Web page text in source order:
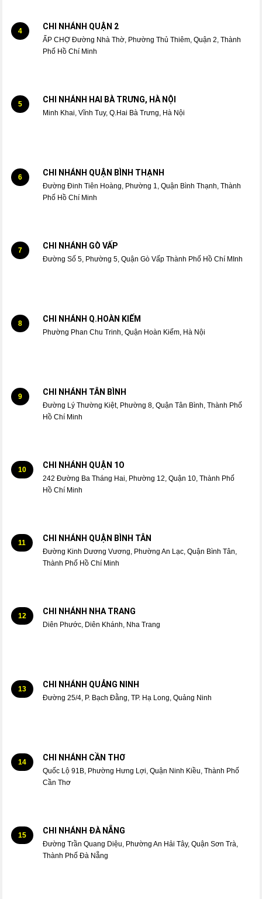
4 CHI NHÁNH QUẬN 2
ẤP CHỢ Đường Nhà Thờ, Phường Thủ Thiêm, Quận 2, Thành
Phố Hồ Chí Minh
5 CHI NHÁNH HAI BÀ TRƯNG, HÀ NỘI
Minh Khai, Vĩnh Tuy, Q.Hai Bà Trưng, Hà Nội
6 CHI NHÁNH QUẬN BÌNH THẠNH
Đường Đinh Tiên Hoàng, Phường 1, Quận Bình Thạnh, Thành
Phố Hồ Chí Minh
7 CHI NHÁNH GÒ VẤP
Đường Số 5, Phường 5, Quận Gò Vấp Thành Phố Hồ Chí MInh
8 CHI NHÁNH Q.HOÀN KIẾM
Phường Phan Chu Trinh, Quận Hoàn Kiếm, Hà Nội
9 CHI NHÁNH TÂN BÌNH
Đường Lý Thường Kiệt, Phường 8, Quận Tân Bình, Thành Phố
Hồ Chí Minh
10 CHI NHÁNH QUẬN 1O
242 Đường Ba Tháng Hai, Phường 12, Quận 10, Thành Phố
Hồ Chí Minh
11 CHI NHÁNH QUẬN BÌNH TÂN
Đường Kinh Dương Vương, Phường An Lạc, Quận Bình Tân,
Thành Phố Hồ Chí Minh
12 CHI NHÁNH NHA TRANG
Diên Phước, Diên Khánh, Nha Trang
13 CHI NHÁNH QUẢNG NINH
Đường 25/4, P. Bạch Đằng, TP. Hạ Long, Quảng Ninh
14 CHI NHÁNH CẦN THƠ
Quốc Lộ 91B, Phường Hưng Lợi, Quận Ninh Kiều, Thành Phố
Cần Thơ
15 CHI NHÁNH ĐÀ NẴNG
Đường Trần Quang Diệu, Phường An Hải Tây, Quận Sơn Trà,
Thành Phố Đà Nẵng